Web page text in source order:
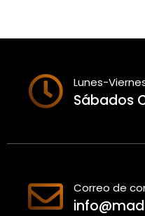
Lunes-
Sábados
Correo de